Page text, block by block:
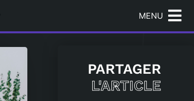
MENU
PARTAGER
L'ARTICLE